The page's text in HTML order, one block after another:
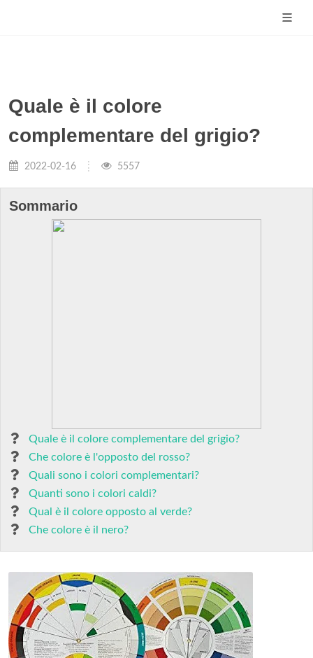
Quale è il colore
complementare del grigio?
2022-02-16 5557
Sommario
Quale è il colore complementare del grigio?
Che colore è l'opposto del rosso?
Quali sono i colori complementari?
Quanti sono i colori caldi?
Qual è il colore opposto al verde?
Che colore è il nero?